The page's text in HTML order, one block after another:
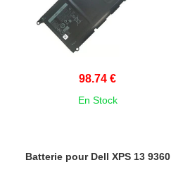
98.74 €
En Stock
Batterie pour Dell XPS 13 9360